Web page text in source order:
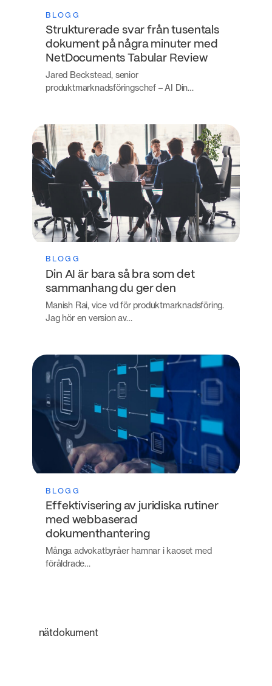
BLOGG
Strukturerade svar från tusentals
dokument på några minuter med
NetDocuments Tabular Review
Jared Beckstead, senior
produktmarknadsföringschef – AI Din…
BLOGG
Din AI är bara så bra som det
sammanhang du ger den
Manish Rai, vice vd för produktmarknadsföring.
Jag hör en version av…
BLOGG
Effektivisering av juridiska rutiner
med webbaserad
dokumenthantering
Många advokatbyråer hamnar i kaoset med
föråldrade…
nätdokument